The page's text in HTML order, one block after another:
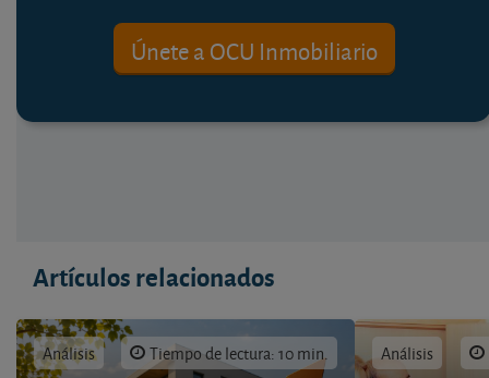
Únete a OCU Inmobiliario
Artículos relacionados
Análisis Tiempo de lectura: 10 min. Análisis